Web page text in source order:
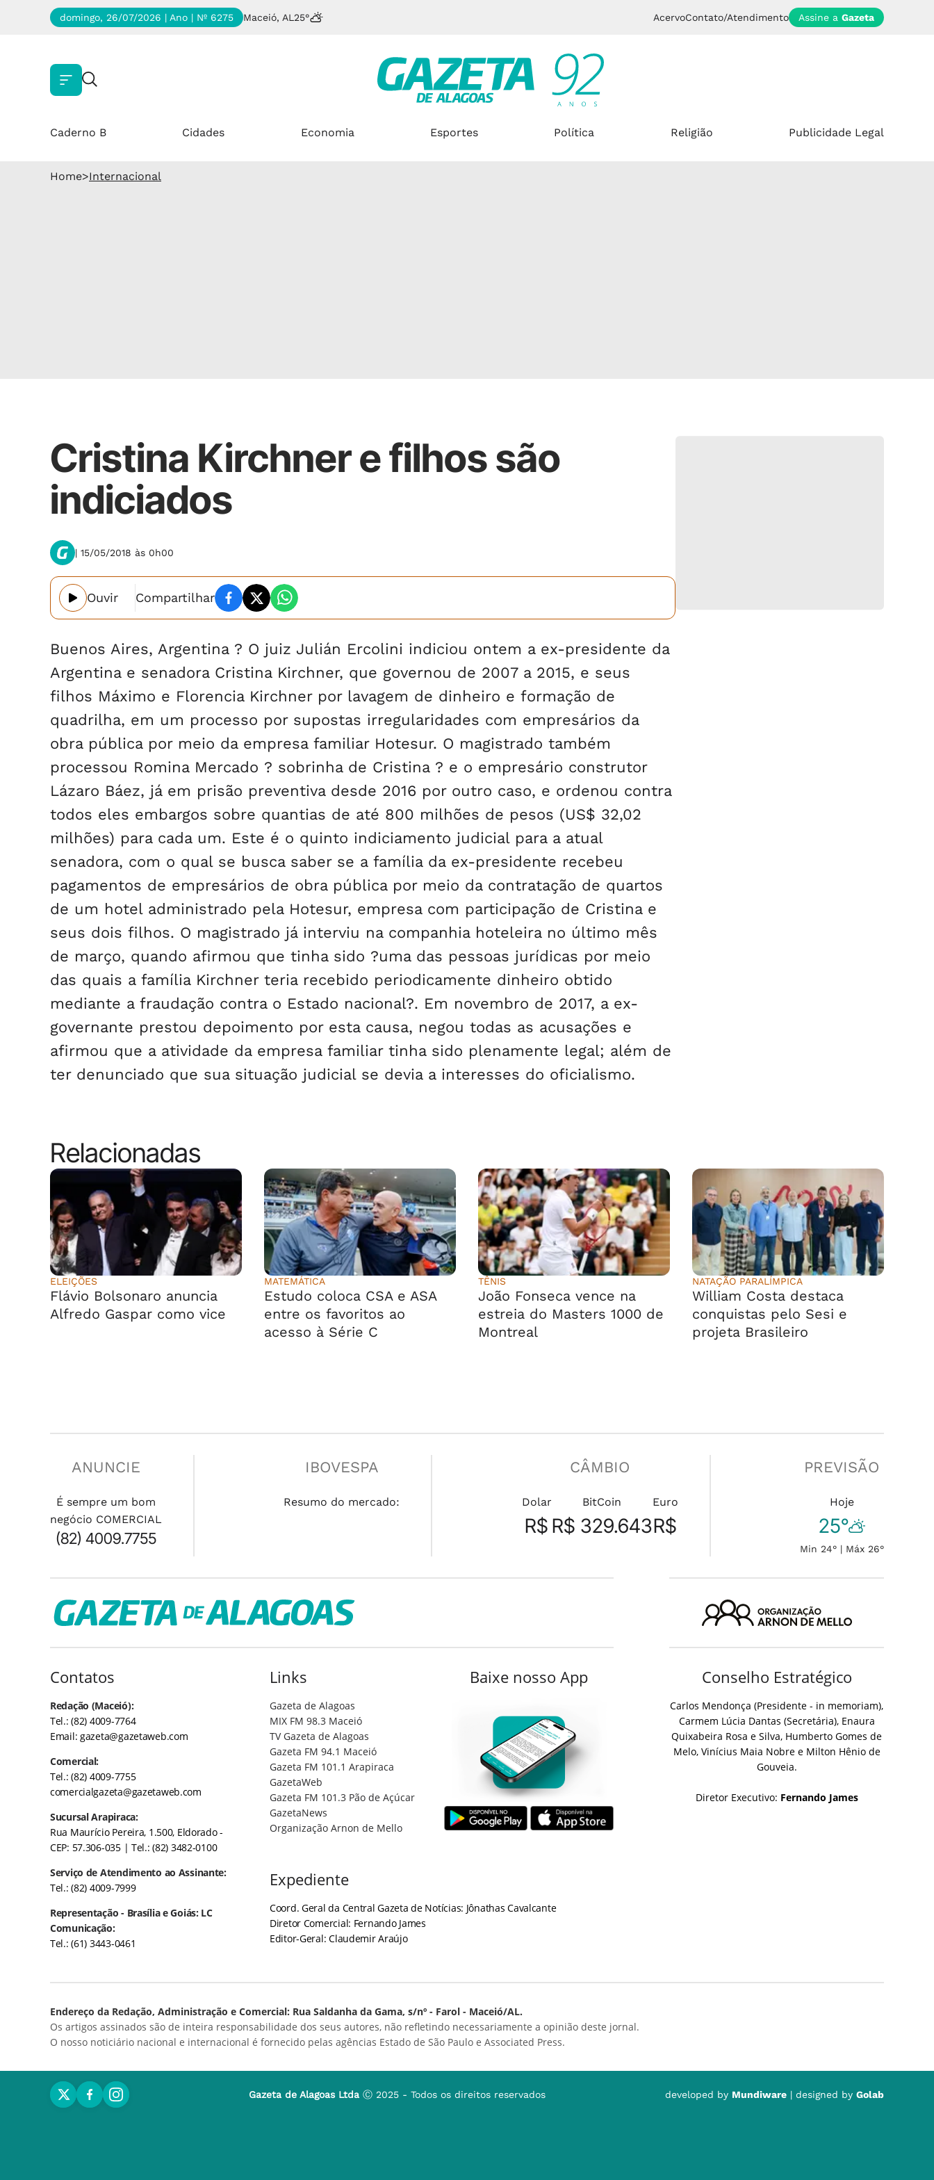
domingo, 26/07/2026 | Ano | Nº 6275 Maceió, AL 25° AcervoContato/Atendimento Assine a Gazeta
Caderno B Cidades Economia Esportes Política Religião Publicidade Legal
Home>Internacional
Cristina Kirchner e filhos são
indiciados
| 15/05/2018 às 0h00
Ouvir Compartilhar
Buenos Aires, Argentina ? O juiz Julián Ercolini indiciou ontem a ex-presidente da
Argentina e senadora Cristina Kirchner, que governou de 2007 a 2015, e seus
filhos Máximo e Florencia Kirchner por lavagem de dinheiro e formação de
quadrilha, em um processo por supostas irregularidades com empresários da
obra pública por meio da empresa familiar Hotesur. O magistrado também
processou Romina Mercado ? sobrinha de Cristina ? e o empresário construtor
Lázaro Báez, já em prisão preventiva desde 2016 por outro caso, e ordenou contra
todos eles embargos sobre quantias de até 800 milhões de pesos (US$ 32,02
milhões) para cada um. Este é o quinto indiciamento judicial para a atual
senadora, com o qual se busca saber se a família da ex-presidente recebeu
pagamentos de empresários de obra pública por meio da contratação de quartos
de um hotel administrado pela Hotesur, empresa com participação de Cristina e
seus dois filhos. O magistrado já interviu na companhia hoteleira no último mês
de março, quando afirmou que tinha sido ?uma das pessoas jurídicas por meio
das quais a família Kirchner teria recebido periodicamente dinheiro obtido
mediante a fraudação contra o Estado nacional?. Em novembro de 2017, a ex-
governante prestou depoimento por esta causa, negou todas as acusações e
afirmou que a atividade da empresa familiar tinha sido plenamente legal; além de
ter denunciado que sua situação judicial se devia a interesses do oficialismo.
Relacionadas
ELEIÇÕES
Flávio Bolsonaro anuncia
Alfredo Gaspar como vice
MATEMÁTICA
Estudo coloca CSA e ASA
entre os favoritos ao
acesso à Série C
TÊNIS
João Fonseca vence na
estreia do Masters 1000 de
Montreal
NATAÇÃO PARALÍMPICA
William Costa destaca
conquistas pelo Sesi e
projeta Brasileiro
ANUNCIE
É sempre um bom
negócio COMERCIAL
(82) 4009.7755
IBOVESPA
Resumo do mercado:
CÂMBIO
Dolar
R$
BitCoin
R$ 329.643
Euro
R$
PREVISÃO
Hoje
25°
Min 24° | Máx 26°
Contatos
Redação (Maceió):
Tel.: (82) 4009-7764
Email:gazeta@gazetaweb.com
Comercial:
Tel.: (82) 4009-7755
comercialgazeta@gazetaweb.com
Sucursal Arapiraca:
Rua Maurício Pereira, 1.500, Eldorado -
CEP: 57.306-035 | Tel.: (82) 3482-0100
Serviço de Atendimento ao Assinante:
Tel.: (82) 4009-7999
Representação - Brasília e Goiás: LC
Comunicação:
Tel.: (61) 3443-0461
Links
Gazeta de Alagoas
MIX FM 98.3 Maceió
TV Gazeta de Alagoas
Gazeta FM 94.1 Maceió
Gazeta FM 101.1 Arapiraca
GazetaWeb
Gazeta FM 101.3 Pão de Açúcar
GazetaNews
Organização Arnon de Mello
Expediente
Coord. Geral da Central Gazeta de Notícias: Jônathas Cavalcante
Diretor Comercial: Fernando James
Editor-Geral: Claudemir Araújo
Baixe nosso App Conselho Estratégico
Carlos Mendonça (Presidente - in memoriam),
Carmem Lúcia Dantas (Secretária), Enaura
Quixabeira Rosa e Silva, Humberto Gomes de
Melo, Vinícius Maia Nobre e Milton Hênio de
Gouveia.
Diretor Executivo: Fernando James
Endereço da Redação, Administração e Comercial: Rua Saldanha da Gama, s/nº - Farol - Maceió/AL.
Os artigos assinados são de inteira responsabilidade dos seus autores, não refletindo necessariamente a opinião deste jornal.
O nosso noticiário nacional e internacional é fornecido pelas agências Estado de São Paulo e Associated Press.
Gazeta de Alagoas Ltda Ⓒ 2025 - Todos os direitos reservados developed by Mundiware | designed by Golab